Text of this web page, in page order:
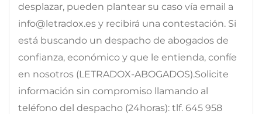
desplazar, pueden plantear su caso vía email a
info@letradox.es y recibirá una contestación. Si
está buscando un despacho de abogados de
confianza, económico y que le entienda, confíe
en nosotros (LETRADOX-ABOGADOS).Solicite
información sin compromiso llamando al
teléfono del despacho (24horas): tlf. 645 958